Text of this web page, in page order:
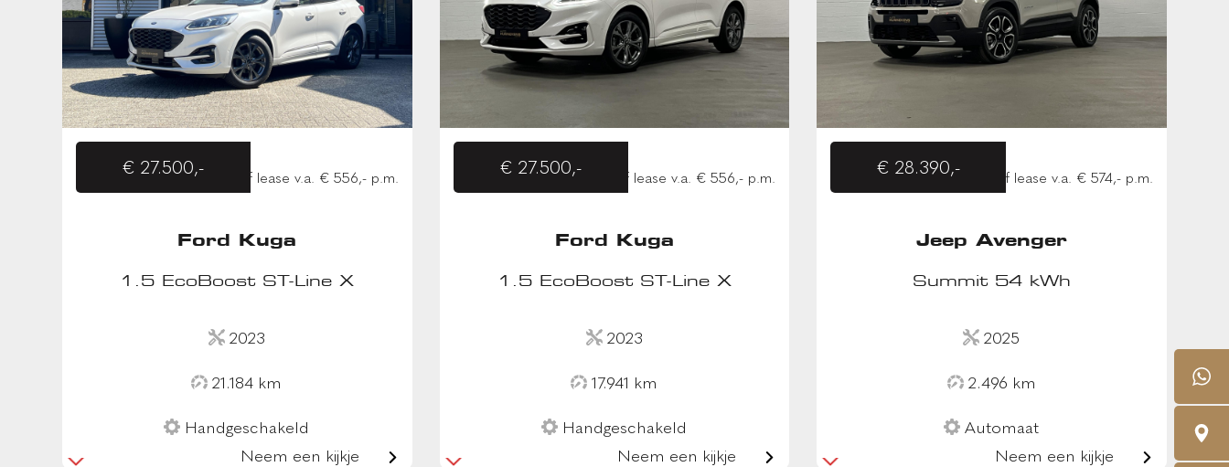
€ 27.500,- of lease v.a. € 556,- p.m.
Ford Kuga
1.5 EcoBoost ST-Line X
2023
21.184 km
Handgeschakeld
Neem een kijkje
€ 27.500,- of lease v.a. € 556,- p.m.
Ford Kuga
1.5 EcoBoost ST-Line X
2023
17.941 km
Handgeschakeld
Neem een kijkje
€ 28.390,- of lease v.a. € 574,- p.m.
Jeep Avenger
Summit 54 kWh
2025
2.496 km
Automaat
Neem een kijkje